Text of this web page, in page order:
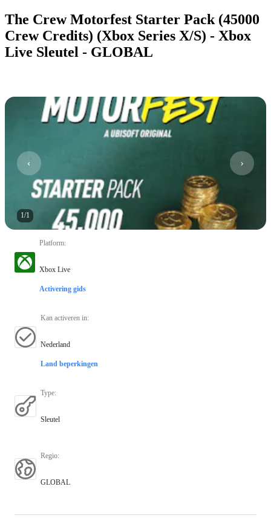
The Crew Motorfest Starter Pack (45000
Crew Credits) (Xbox Series X/S) - Xbox
Live Sleutel - GLOBAL
1/1
Platform:
Xbox Live
Activering gids
Kan activeren in:
Nederland
Land beperkingen
Type:
Sleutel
Regio:
GLOBAL